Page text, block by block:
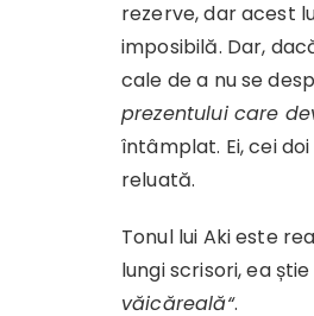
rezerve, dar acest
imposibilă. Dar,
cale de a nu se
prezentului care
întâmplat. Ei, cei
reluată.
Tonul lui Aki este
lungi scrisori, ea
văicăreală“.